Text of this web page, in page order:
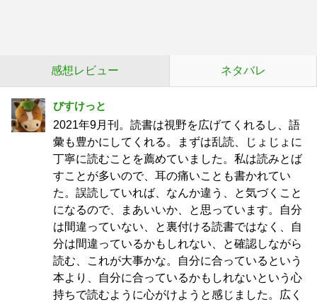
感想レビュー ネタバレ
びすけっと
2021年9月刊。読書は視野を広げてくれるし、語
彙も豊かにしてくれる。まずは乱読、じょじょに
丁寧に読むことを薦めていました。私は読みとば
すことが多いので、耳の痛いことも書かれてい
た。誤読していれば、なんか違う、と気づくこと
になるので、まあいいか、と思っています。自分
は間違っていない、と裏付ける読書ではなく、自
分は間違っているかもしれない、と確認しながら
読む、これが大事かな。自分に合っているという
本より、自分に合っているかもしれないという心
持ちで読むように心がけようと感じました。広く